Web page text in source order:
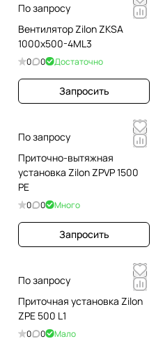
По запросу
Вентилятор Zilon ZKSA
1000x500-4ML3
0 0 Достаточно
Запросить
По запросу
Приточно-вытяжная
установка Zilon ZPVP 1500
PE
0 0 Много
Запросить
По запросу
Приточная установка Zilon
ZPE 500 L1
0 0 Мало